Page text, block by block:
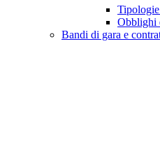
Obblighi
Bandi di gara e